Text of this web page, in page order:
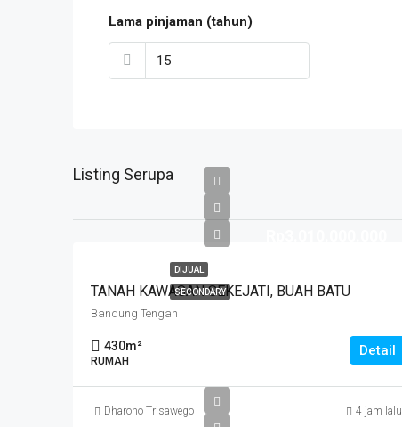
Lama pinjaman (tahun)
Listing Serupa
DIJUAL
SECONDARY
TANAH KAWASAN SEKEJATI, BUAH BATU
Bandung Tengah
430m²
RUMAH
Detail
Dharono Trisawego 4 jam lalu